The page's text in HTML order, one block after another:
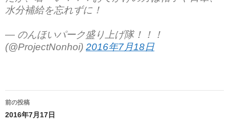
水分補給を忘れずに！
— のんほいパーク盛り上げ隊！！！
(@ProjectNonhoi) 2016年7月18日
投
稿
前の投稿
2016年7月17日